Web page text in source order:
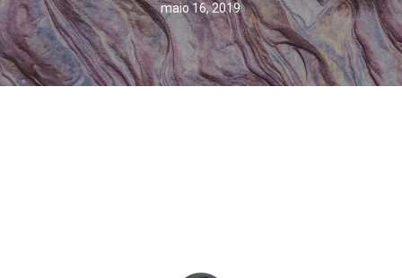
maio 16, 2019